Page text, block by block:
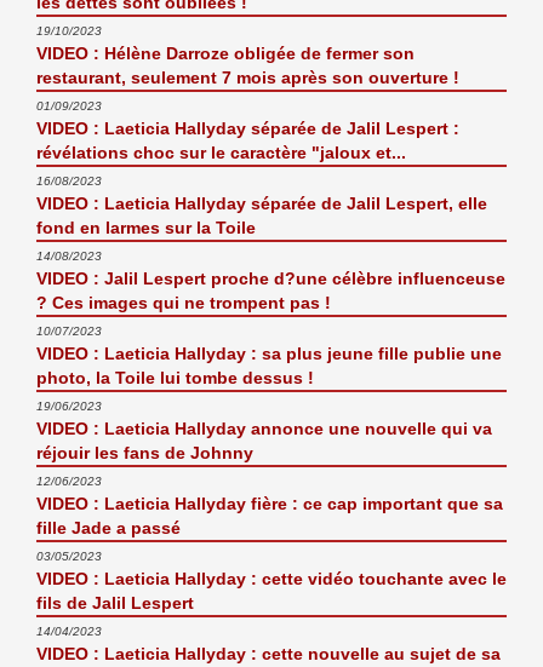
19/10/2023
VIDEO : Hélène Darroze obligée de fermer son
restaurant, seulement 7 mois après son ouverture !
01/09/2023
VIDEO : Laeticia Hallyday séparée de Jalil Lespert :
révélations choc sur le caractère "jaloux et...
16/08/2023
VIDEO : Laeticia Hallyday séparée de Jalil Lespert, elle
fond en larmes sur la Toile
14/08/2023
VIDEO : Jalil Lespert proche d?une célèbre influenceuse
? Ces images qui ne trompent pas !
10/07/2023
VIDEO : Laeticia Hallyday : sa plus jeune fille publie une
photo, la Toile lui tombe dessus !
19/06/2023
VIDEO : Laeticia Hallyday annonce une nouvelle qui va
réjouir les fans de Johnny
12/06/2023
VIDEO : Laeticia Hallyday fière : ce cap important que sa
fille Jade a passé
03/05/2023
VIDEO : Laeticia Hallyday : cette vidéo touchante avec le
fils de Jalil Lespert
14/04/2023
VIDEO : Laeticia Hallyday : cette nouvelle au sujet de sa